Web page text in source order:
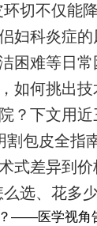
环切不仅能
妇科炎症
困难等日
如何挑出技
？下文用
割包皮全指
式差异到
选、花多少
——医学视角